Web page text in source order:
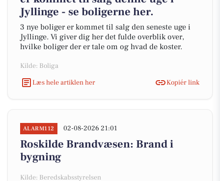
Jyllinge - se boligerne her.
3 nye boliger er kommet til salg den seneste uge i
Jyllinge. Vi giver dig her det fulde overblik over,
hvilke boliger der er tale om og hvad de koster.
Kilde: Boliga
Læs hele artiklen her
Kopiér link
ALARM112 02-08-2026 21:01
Roskilde Brandvæsen: Brand i
bygning
Kilde: Beredskabsstyrelsen